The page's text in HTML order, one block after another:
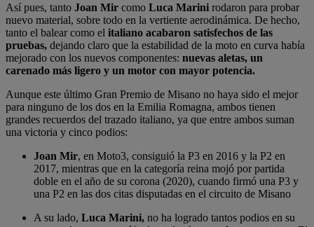
Así pues, tanto Joan Mir como Luca Marini rodaron para probar
nuevo material, sobre todo en la vertiente aerodinámica. De hecho,
tanto el balear como el italiano acabaron satisfechos de las
pruebas, dejando claro que la estabilidad de la moto en curva había
mejorado con los nuevos componentes: nuevas aletas, un
carenado más ligero y un motor con mayor potencia.
Aunque este último Gran Premio de Misano no haya sido el mejor
para ninguno de los dos en la Emilia Romagna, ambos tienen
grandes recuerdos del trazado italiano, ya que entre ambos suman
una victoria y cinco podios:
Joan Mir, en Moto3, consiguió la P3 en 2016 y la P2 en
2017, mientras que en la categoría reina mojó por partida
doble en el año de su corona (2020), cuando firmó una P3 y
una P2 en las dos citas disputadas en el circuito de Misano
A su lado, Luca Marini, no ha logrado tantos podios en su